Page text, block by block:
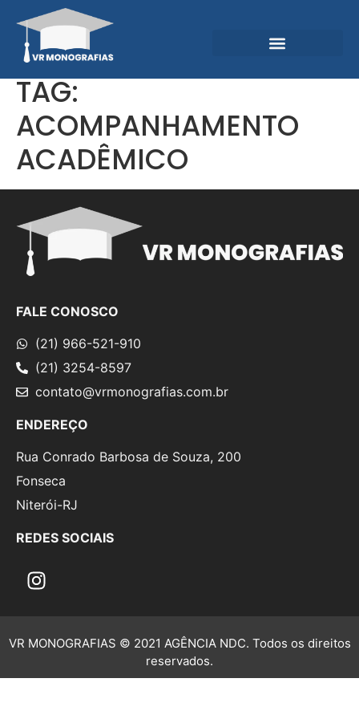
TAG:
ACOMPANHAMENTO
ACADÊMICO
FALE CONOSCO
(21) 966-521-910
(21) 3254-8597
contato@vrmonografias.com.br
ENDEREÇO
Rua Conrado Barbosa de Souza, 200
Fonseca
Niterói-RJ
REDES SOCIAIS
VR MONOGRAFIAS © 2021 AGÊNCIA NDC. Todos os direitos
reservados.